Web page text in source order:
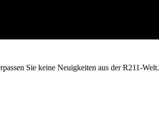
Sie keine Neuigkeiten aus der R211-Welt.